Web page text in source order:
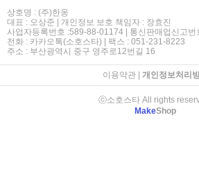
상호명 : (주)한옹
대표 : 오상준 | 개인정보 보호 책임자 : 장효진
사업자등록번호 :589-88-01174 | 통신판매업신고
전화 : 카카오톡(소호스타) | 팩스 : 051-231-8223
주소 : 부산광역시 중구 영주로12번길 16
이용약관| 개인정보처리
ⓒ소호스타 All rights
MakeShop